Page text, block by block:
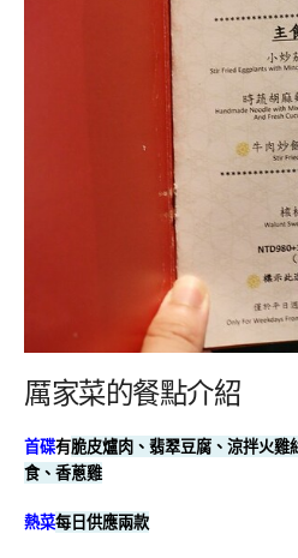
厲家菜的餐點介紹
首碟有脆皮爐肉、翡翠豆腐、涼拌火雞
食、香蔥雞
熱菜每日供應兩款